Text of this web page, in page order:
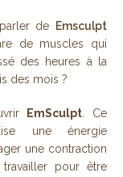
de
Emsculpt
de muscles qui
des heures à la
des mois ?
EmSculpt . Ce
une énergie
une contraction
pour être